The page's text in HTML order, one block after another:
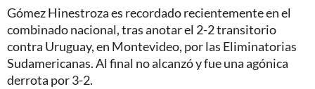
Gómez Hinestroza es recordado recientemente en el
combinado nacional, tras anotar el 2-2 transitorio
contra Uruguay, en Montevideo, por las Eliminatorias
Sudamericanas. Al final no alcanzó y fue una agónica
derrota por 3-2.